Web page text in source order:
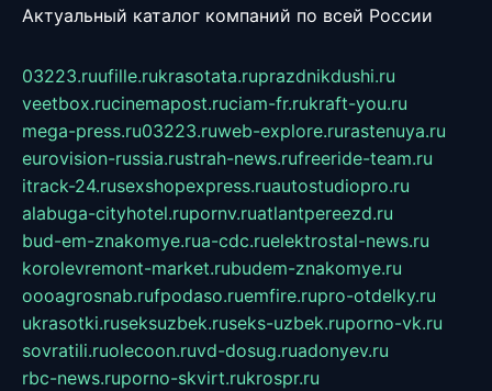
Актуальный каталог компаний по всей России
03223.ruufille.rukrasotata.ruprazdnikdushi.ru
veetbox.rucinemapost.ruciam-fr.rukraft-you.ru
mega-press.ru03223.ruweb-explore.rurastenuya.ru
eurovision-russia.rustrah-news.rufreeride-team.ru
itrack-24.rusexshopexpress.ruautostudiopro.ru
alabuga-cityhotel.rupornv.ruatlantpereezd.ru
bud-em-znakomye.rua-cdc.ruelektrostal-news.ru
korolevremont-market.rubudem-znakomye.ru
oooagrosnab.rufpodaso.ruemfire.rupro-otdelky.ru
ukrasotki.ruseksuzbek.ruseks-uzbek.ruporno-vk.ru
sovratili.ruolecoon.ruvd-dosug.ruadonyev.ru
rbc-news.ruporno-skvirt.rukrospr.ru